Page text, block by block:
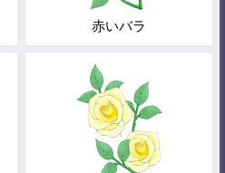
赤いバラ